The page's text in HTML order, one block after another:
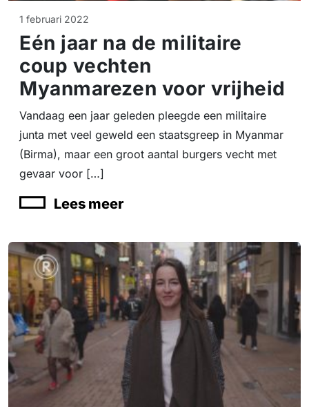
1 februari 2022
Eén jaar na de militaire
coup vechten
Myanmarezen voor vrijheid
Vandaag een jaar geleden pleegde een militaire
junta met veel geweld een staatsgreep in Myanmar
(Birma), maar een groot aantal burgers vecht met
gevaar voor […]
Lees meer